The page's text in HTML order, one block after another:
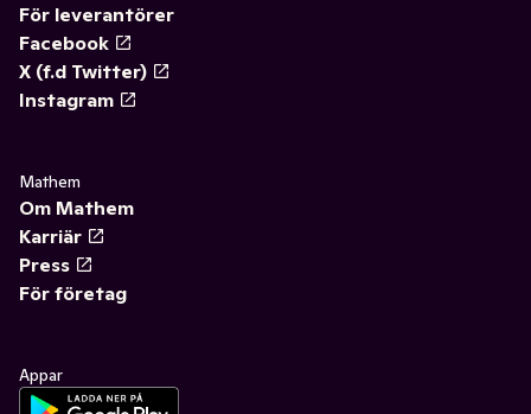
För leverantörer
Facebook
X (f.d Twitter)
Instagram
Mathem
Om Mathem
Karriär
Press
För företag
Appar